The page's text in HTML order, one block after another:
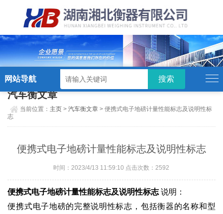
硬汉视频,硬汉视频app下载,硬汉视频ios
下载苹果版,硬汉视频app安卓破解版
网站导航
汽车衡文章
当前位置： 主页 >汽车衡文章 > 便携式电子地磅计量性能标志及说明性标
志
便携式电子地磅计量性能标志及说明性标志
时间：2023/4/13 11:59:10 点击次数：2592
便携式电子地磅计量性能标志及说明性标志 说明：
便携式电子地磅的完整说明性标志，包括衡器的名称和型